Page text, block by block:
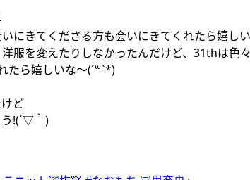
にきてくださる方も会いにきてくれたら嬉し
服を変えたりしなかったんだけど、31thは色
ら嬉しいな〜(ˊ꒳ˋ*)
ど
!(´▽｀)